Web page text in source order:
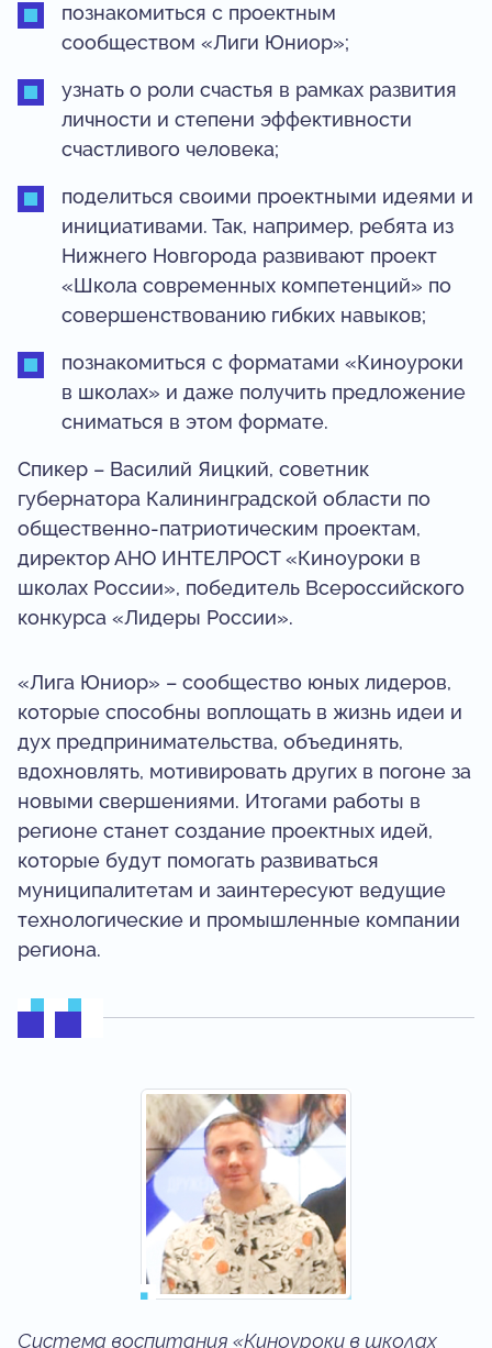
познакомиться с проектным
сообществом «Лиги Юниор»;
узнать о роли счастья в рамках развития
личности и степени эффективности
счастливого человека;
поделиться своими проектными идеями и
инициативами. Так, например, ребята из
Нижнего Новгорода развивают проект
«Школа современных компетенций» по
совершенствованию гибких навыков;
познакомиться с форматами «Киноуроки
в школах» и даже получить предложение
сниматься в этом формате.
Спикер – Василий Яицкий, советник
губернатора Калининградской области по
общественно-патриотическим проектам,
директор АНО ИНТЕЛРОСТ «Киноуроки в
школах России», победитель Всероссийского
конкурса «Лидеры России».
«Лига Юниор» – сообщество юных лидеров,
которые способны воплощать в жизнь идеи и
дух предпринимательства, объединять,
вдохновлять, мотивировать других в погоне за
новыми свершениями. Итогами работы в
регионе станет создание проектных идей,
которые будут помогать развиваться
муниципалитетам и заинтересуют ведущие
технологические и промышленные компании
региона.
Система воспитания «Киноуроки в школах